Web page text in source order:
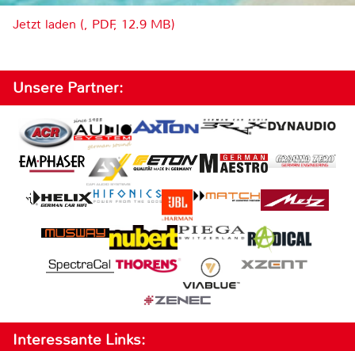
Jetzt laden (, PDF, 12.9 MB)
Unsere Partner:
Interessante Links: